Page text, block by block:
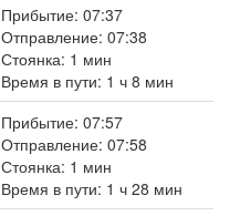
Прибытие: 07:37
Отправление: 07:38
Стоянка: 1 мин
Время в пути: 1 ч 8 мин
Прибытие: 07:57
Отправление: 07:58
Стоянка: 1 мин
Время в пути: 1 ч 28 мин